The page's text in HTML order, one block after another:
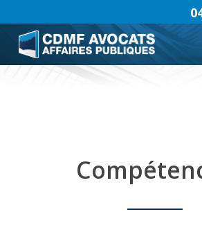
to
main
content